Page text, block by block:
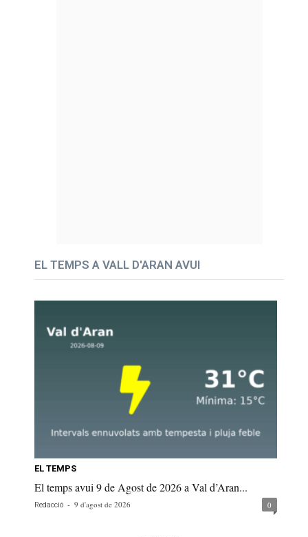
EL TEMPS A VALL D'ARAN AVUI
EL TEMPS
El temps avui 9 de Agost de 2026 a Val d’Aran...
Redacció - 9 d'agost de 2026 0